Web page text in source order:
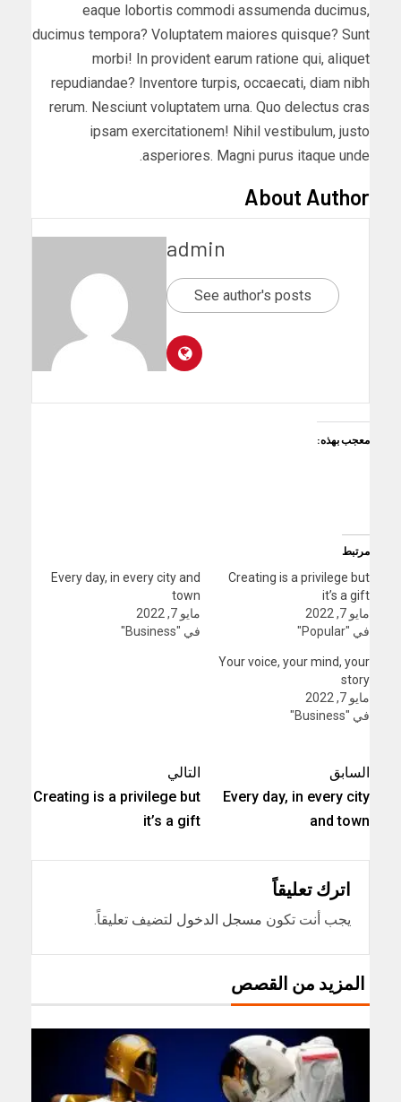
eaque lobortis commodi assumenda ducimus,
ducimus tempora? Voluptatem maiores quisque? Sunt
morbi! In provident earum ratione qui, aliquet
repudiandae? Inventore turpis, occaecati, diam nibh
rerum. Nesciunt voluptatem urna. Quo delectus cras
ipsam exercitationem! Nihil vestibulum, justo
asperiores. Magni purus itaque unde.
About Author
admin
See author's posts
معجب بهذه:
مرتبط
Creating is a privilege but
it’s a gift
مايو 7, 2022
في "Popular"
Every day, in every city and
town
مايو 7, 2022
في "Business"
Your voice, your mind, your
story
مايو 7, 2022
في "Business"
السابق
Every day, in every city
and town
التالي
Creating is a privilege but
it’s a gift
اترك تعليقاً
يجب أنت تكون مسجل الدخول لتضيف تعليقاً.
المزيد من القصص